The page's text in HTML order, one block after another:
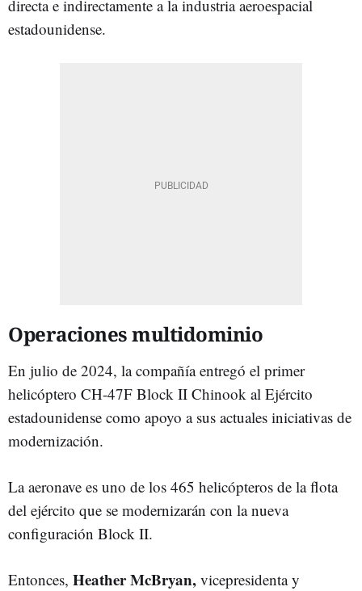
directa e indirectamente a la industria aeroespacial
estadounidense.
Operaciones multidominio
En julio de 2024, la compañíaentregó el primer
helicóptero CH-47F Block II Chinook al Ejército
estadounidense como apoyo a sus actuales iniciativas de
modernización.
La aeronave es uno de los 465 helicópteros de la flota
del ejército que se modernizarán con la nueva
configuración Block II.
Entonces, Heather McBryan, vicepresidenta y